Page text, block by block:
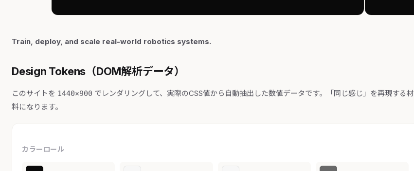
Train, deploy, and scale real-world robotics systems.
Design Tokens（DOM解析データ）
このサイトを 1440×900 でレンダリングして、実際のCSS値から自動抽出した数値データです。「同じ感じ」を再現する材
料になります。
カラーロール